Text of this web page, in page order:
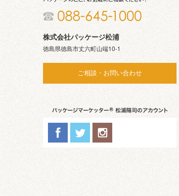
株式会社パッケージ松浦
徳島県徳島市丈六町山端10-1
ご相談・お問い合わせ